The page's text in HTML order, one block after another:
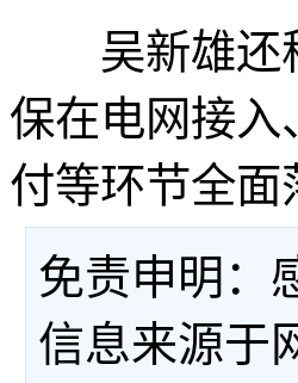
吴新雄还称
保在电网接入
付等环节全面
免责申明：
信息来源于